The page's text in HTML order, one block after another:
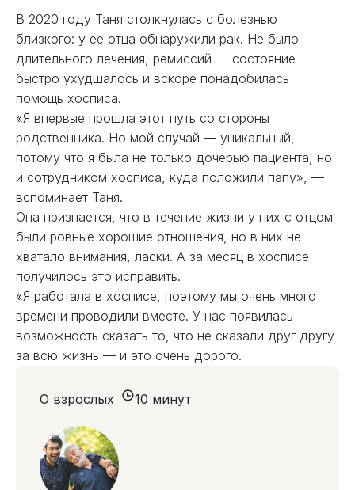
В 2020 году Таня столкнулась с болезнью
близкого: у ее отца обнаружили рак. Не было
длительного лечения, ремиссий — состояние
быстро ухудшалось и вскоре понадобилась
помощь хосписа.
«Я впервые прошла этот путь со стороны
родственника. Но мой случай — уникальный,
потому что я была не только дочерью пациента, но
и сотрудником хосписа, куда положили папу», —
вспоминает Таня.
Она признается, что в течение жизни у них с отцом
были ровные хорошие отношения, но в них не
хватало внимания, ласки. А за месяц в хосписе
получилось это исправить.
«Я работала в хосписе, поэтому мы очень много
времени проводили вместе. У нас появилась
возможность сказать то, что не сказали друг другу
за всю жизнь — и это очень дорого.
О взрослых 10 минут